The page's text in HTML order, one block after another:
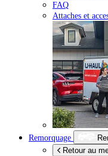
FAQ
Attaches et
Remorquage
Retour au